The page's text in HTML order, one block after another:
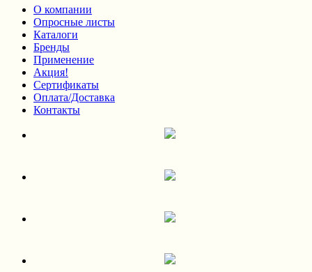
О компании
Опросные листы
Каталоги
Бренды
Применение
Акция!
Сертификаты
Оплата/Доставка
Контакты